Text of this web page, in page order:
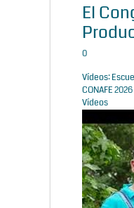
El
0
Vídeos:
CONAFE 2026
Vídeos